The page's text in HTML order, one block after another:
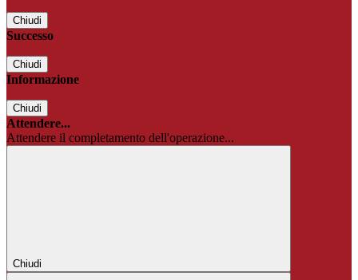
Chiudi
Successo
Chiudi
Informazione
Chiudi
Attendere...
Attendere il completamento dell'operazione...
Chiudi